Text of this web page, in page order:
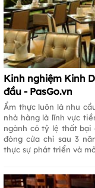
Kinh nghiệm Kinh
đầu - PasGo.vn
Ẩm thực luôn là nhu
nhà hàng là lĩnh vực
ngành có tỷ lệ thất bại
đóng cửa chỉ sau 3
thực sự phát triển và